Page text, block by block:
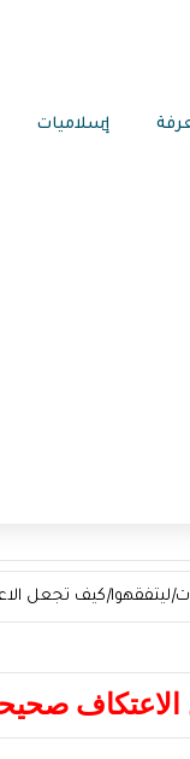
إسلاميات
|ليتفقهوا|كيف تجعل